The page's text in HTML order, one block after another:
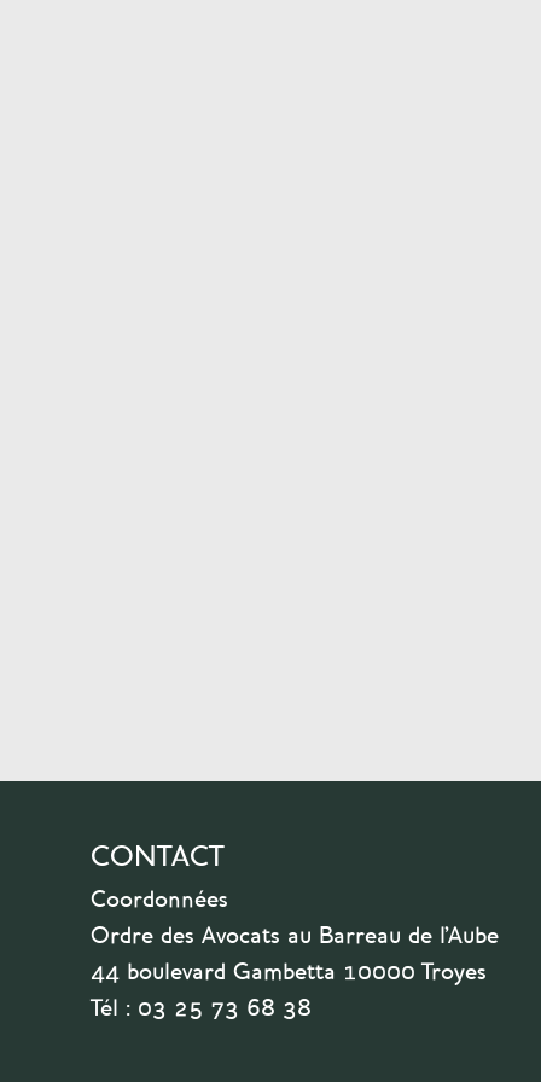
CONTACT
Coordonnées
Ordre des Avocats au Barreau de l'Aube
44 boulevard Gambetta 10000 Troyes
Tél : 03 25 73 68 38